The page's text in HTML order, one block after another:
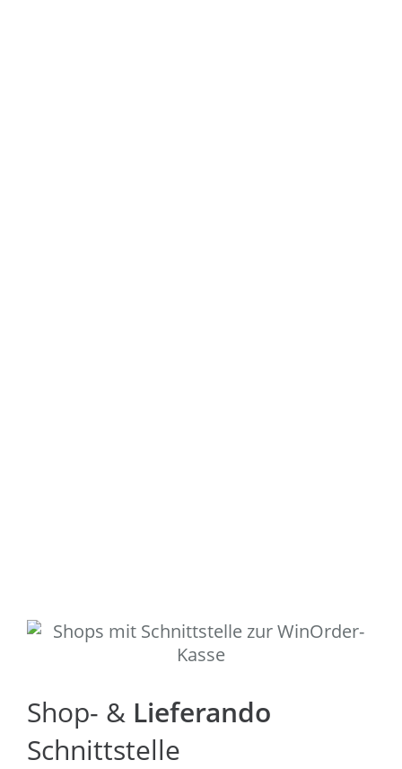
Shop- & Lieferando
Schnittstelle